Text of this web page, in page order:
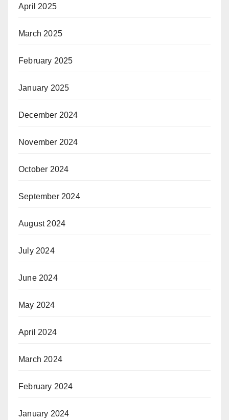
April 2025
March 2025
February 2025
January 2025
December 2024
November 2024
October 2024
September 2024
August 2024
July 2024
June 2024
May 2024
April 2024
March 2024
February 2024
January 2024